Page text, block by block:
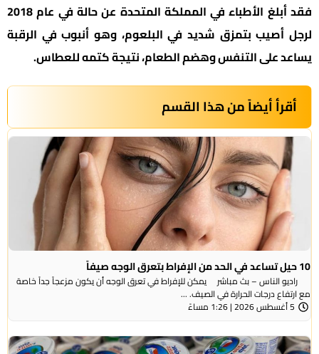
فقد أبلغ الأطباء في المملكة المتحدة عن حالة في عام 2018
لرجل أصيب بتمزق شديد في البلعوم، وهو أنبوب في الرقبة
يساعد على التنفس وهضم الطعام، نتيجة كتمه للعطاس.
أقرأ أيضاً من هذا القسم
10 حيل تساعد في الحد من الإفراط بتعرق الوجه صيفاً
راديو الناس – بث مباشر يمكن للإفراط في تعرق الوجه أن يكون مزعجاً جداً خاصة
مع ارتفاع درجات الحرارة في الصيف. ...
5 أغسطس 2026 | 1:26 مساءً